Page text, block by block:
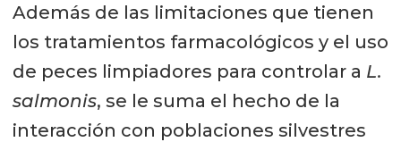
Además de las limitaciones que tienen
los tratamientos farmacológicos y el uso
de peces limpiadores para controlar a L.
salmonis, se le suma el hecho de la
interacción con poblaciones silvestres